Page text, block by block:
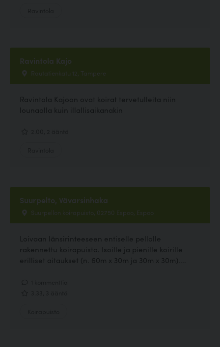
Ravintola Kajo
Rautatienkatu 12, Tampere
Ravintola Kajoon ovat koirat tervetulleita niin
lounaalla kuin illallisaikanakin
Suurpelto, Vävarsinhaka
Suurpellon koirapuisto, 02750 Espoo, Espoo
Loivaan länsirinteeseen entiselle pellolle
rakennettu koirapuisto. Isoille ja pienille koirille
erilliset aitaukset (n. 60m x 30m ja 30m x 30m)....